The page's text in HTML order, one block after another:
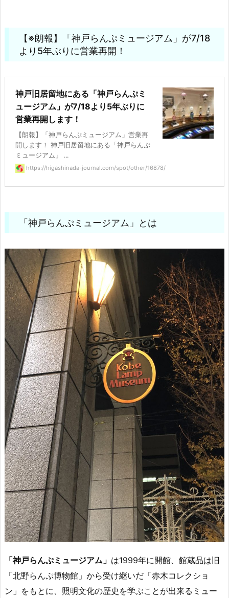
【※朗報】「神戸らんぷミュージアム」が7/18
より5年ぶりに営業再開！
神戸旧居留地にある「神戸らんぷミ
ュージアム」が7/18より5年ぶりに
営業再開します！
【朗報】「神戸らんぷミュージアム」営業再
開します！ 神戸旧居留地にある「神戸らんぷ
ミュージアム」 ...
https://higashinada-journal.com/spot/other/16878/
「神戸らんぷミュージアム」とは
「神戸らんぷミュージアム」 は1999年に開館、館蔵品は旧
「北野らんぷ博物館」から受け継いだ「赤木コレクショ
ン」をもとに、照明文化の歴史を学ぶことが出来るミュー